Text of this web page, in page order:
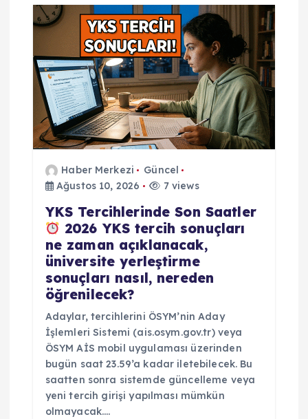
Haber Merkezi
Güncel
Ağustos 10, 2026
7 views
YKS Tercihlerinde Son Saatler
2026 YKS tercih sonuçları
ne zaman açıklanacak,
üniversite yerleştirme
sonuçları nasıl, nereden
öğrenilecek?
Adaylar, tercihlerini ÖSYM’nin Aday
İşlemleri Sistemi (ais.osym.gov.tr) veya
ÖSYM AİS mobil uygulaması üzerinden
bugün saat 23.59’a kadar iletebilecek. Bu
saatten sonra sistemde güncelleme veya
yeni tercih girişi yapılması mümkün
olmayacak.…